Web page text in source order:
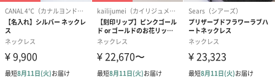
写真付きメッセージカ
ード（680円）
写真付きメッセージカ
ード（Thank you）ピ
ンク（680円）
【誕生日】
Birthday ホワ
刷なし）（